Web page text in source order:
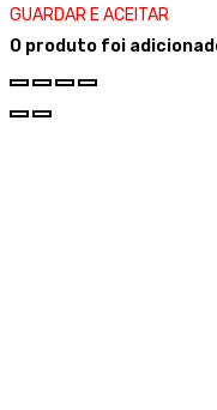
GUARDAR E ACEITAR
O produto foi